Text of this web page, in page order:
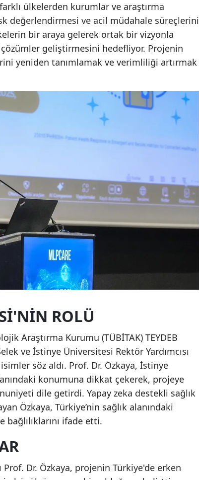
ülkelerden kurumlar ve araştırma
değerlendirmesi ve acil müdahale süreçlerini
bir araya gelerek ortak bir vizyonla
geliştirmesini hedefliyor. Projenin
yeniden tanımlamak ve verimliliği artırmak
ROLÜ
Araştırma Kurumu (TÜBİTAK) TEYDEB
ve İstinye Üniversitesi Rektör Yardımcısı
söz aldı. Prof. Dr. Özkaya, İstinye
konumuna dikkat çekerek, projeye
dile getirdi. Yapay zeka destekli sağlık
Özkaya, Türkiye’nin sağlık alanındaki
ifade etti.
Prof. Dr. Özkaya, projenin Türkiye'de erken